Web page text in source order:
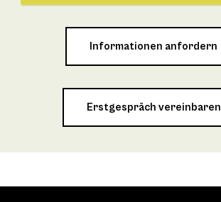
Informationen anfordern
Erstgespräch vereinbaren